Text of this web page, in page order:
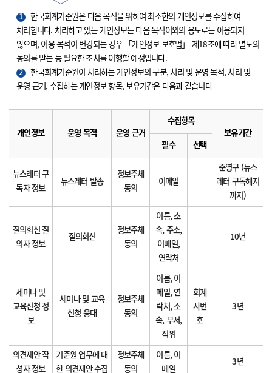
1
한국회계기준원은 다음 목적을 위하여 최소한의 개인정보를 수집하여
처리합니다. 처리하고 있는 개인정보는 다음 목적이외의 용도로는 이용되지
않으며, 이용 목적이 변경되는 경우 「개인정보 보호법」 제18조에 따라 별도의
동의를 받는 등 필요한 조치를 이행할 예정입니다.
2
한국회계기준원이 처리하는 개인정보의 구분, 처리 및 운영 목적, 처리 및
운영 근거, 수집하는 개인정보 항목, 보유기간은 다음과 같습니다
개인정보 운영 목적 운영 근거
수집항목
보유기간
필수
선택
뉴스레터 구
독자 정보
뉴스레터 발송
정보주체
동의
이메일
준영구 (뉴스
레터 구독해지
까지)
질의회신 질
의자 정보
질의회신
정보주체
동의
이름, 소
속, 주소,
이메일,
연락처
10년
세미나 및
교육신청 정
보
세미나 및 교육
신청 응대
정보주체
동의
이름, 이
메일, 연
락처, 소
속, 부서,
직위
회계
사번
호
3년
의견제안 작
성자 정보
기준원 업무에 대
한 의견제안 수집
정보주체
동의
이름, 이
메일
3년